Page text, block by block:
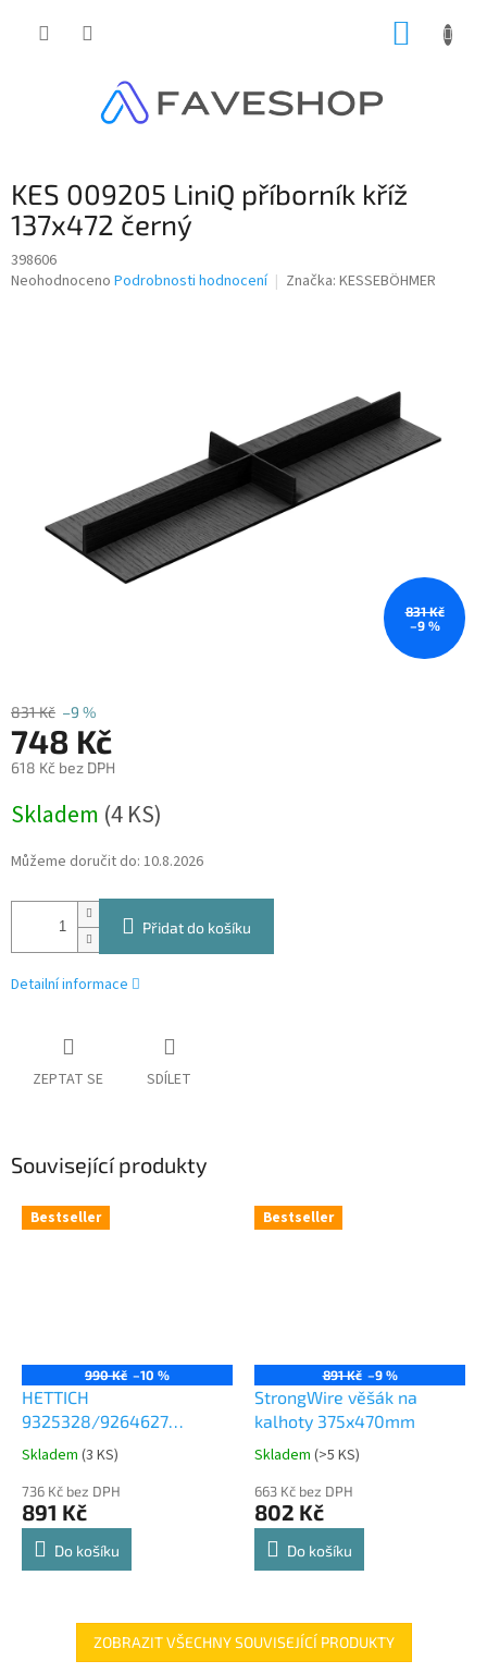
KES 009205 LiniQ příborník kříž
137x472 černý
398606
Průměrné
Neohodnoceno Podrobnosti hodnocení Značka: KESSEBÖHMER
831 Kč
–9 %
831 Kč –9 %
748 Kč
618 Kč bez DPH
cena:
Skladem (4 KS)
Můžeme doručit do: 10.8.2026
Přidat do košíku
Detailní informace
ZEPTAT SE SDÍLET
Související produkty
Bestseller
990 Kč –10 %
HETTICH
9325328/9264627
Comfort Spin 360° otočná
police 8kg
Průměrné
produktu
je
4,8
Skladem (3 KS)
736 Kč bez DPH
891 Kč
Do košíku
Bestseller
891 Kč –9 %
StrongWire věšák na
kalhoty 375x470mm
Průměrné
produktu
je
4,8
Skladem (>5 KS)
663 Kč bez DPH
802 Kč
Do košíku
ZOBRAZIT VŠECHNY SOUVISEJÍCÍ PRODUKTY